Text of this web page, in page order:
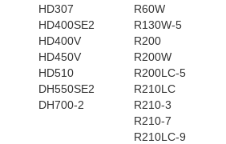
HD307
R60W
HD400SE2
R130W-5
HD400V
R200
HD450V
R200W
HD510
R200LC-5
DH550SE2
R210LC
DH700-2
R210-3
R210-7
R210LC-9